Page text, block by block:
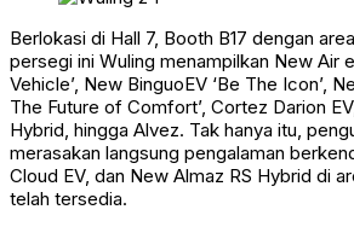
Berlokasi di Hall 7, Booth B17 dengan
persegi ini Wuling menampilkan New Air
Vehicle’, New BinguoEV ‘Be The Icon’,
The Future of Comfort’, Cortez Darion
Hybrid, hingga Alvez. Tak hanya itu,
merasakan langsung pengalaman
Cloud EV, dan New Almaz RS Hybrid di
telah tersedia.